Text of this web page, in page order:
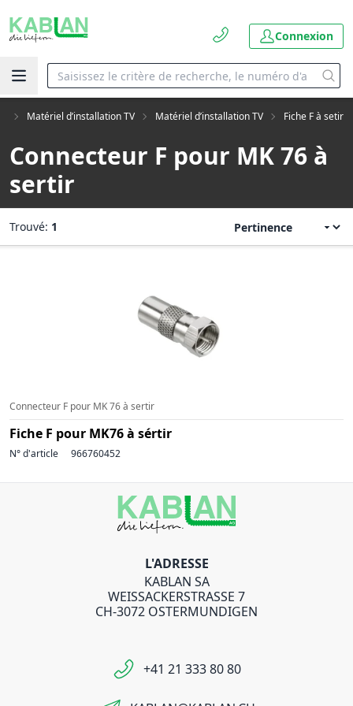
Connexion
Matériel d’installation TV Matériel d’installation TV Fiche F à setir
Connecteur F pour MK 76 à
sertir
Trouvé: 1
Connecteur F pour MK 76 à sertir
Fiche F pour MK76 à sértir
N° d'article 966760452
L'ADRESSE
KABLAN SA
WEISSACKERSTRASSE 7
CH-3072 OSTERMUNDIGEN
+41 21 333 80 80